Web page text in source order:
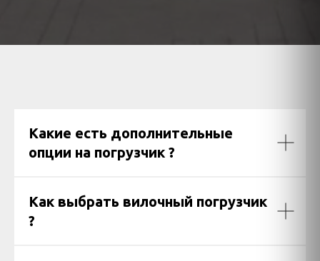
Какие есть дополнительные
опции на погрузчик ?
Как выбрать вилочный погрузчик
?